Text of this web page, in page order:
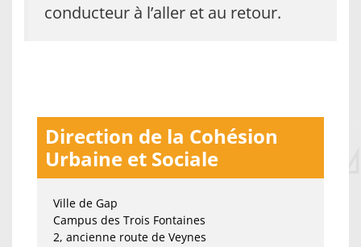
conducteur à l’aller et au retour.
Direction de la Cohésion
Urbaine et Sociale
Ville de Gap
Campus des Trois Fontaines
2, ancienne route de Veynes